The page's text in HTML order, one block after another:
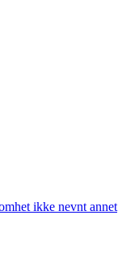
ikke nevnt annet